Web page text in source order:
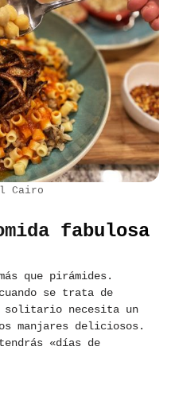
Cairo
fabulosa
que pirámides.
se trata de
solitario necesita un
manjares deliciosos.
«días de